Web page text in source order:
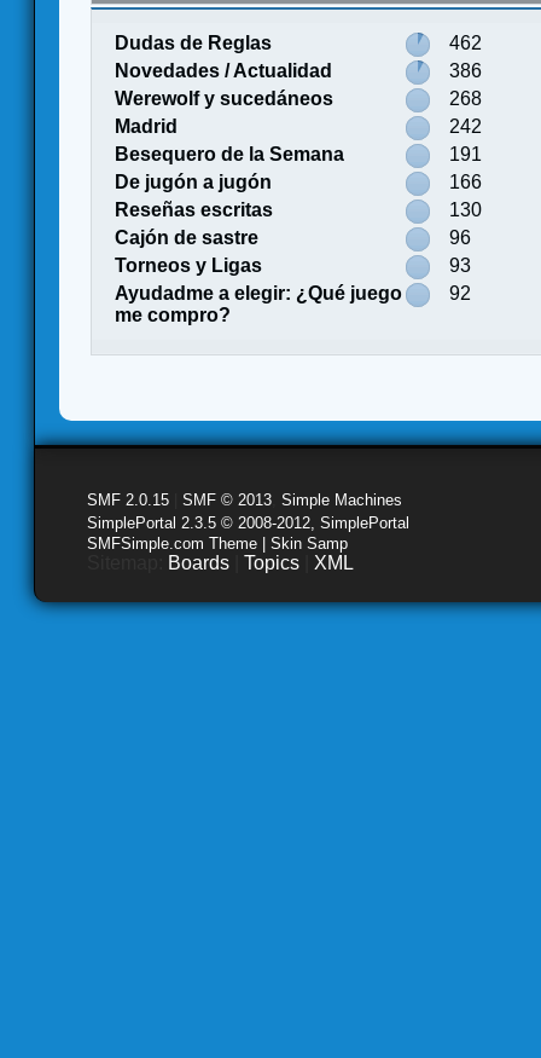
Dudas de Reglas
462
Novedades / Actualidad
386
Werewolf y sucedáneos
268
Madrid
242
Besequero de la Semana
191
De jugón a jugón
166
Reseñas escritas
130
Cajón de sastre
96
Torneos y Ligas
93
Ayudadme a elegir: ¿Qué juego
me compro?
92
SMF 2.0.15 SMF © 2013 Simple Machines
SimplePortal 2.3.5 © 2008-2012, SimplePortal
SMFSimple.com Theme | Skin Samp
Boards Topics XML